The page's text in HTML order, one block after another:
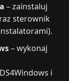
– zainstaluj
sterownik
– wykonaj
i